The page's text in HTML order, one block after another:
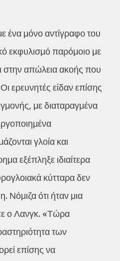
ένα μόνο αντίγραφο του
εκφυλισμό παρόμοιο με
στην απώλεια ακοής που
Οι ερευνητές είδαν επίσης
με διαταραγμένα
γλοία και
εξέπληξε ιδιαίτερα
κύτταρα δεν
ότι ήταν μια
ο Λανγκ. «Τώρα
των
επίσης να